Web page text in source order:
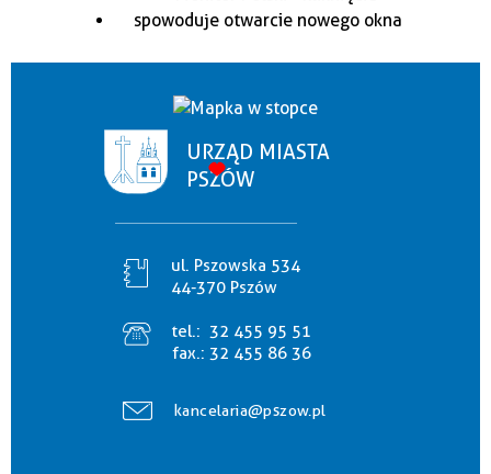
URZĄD MIASTA
PSZÓW
ul. Pszowska 534
44-370 Pszów
tel.: 32 455 95 51
fax.: 32 455 86 36
kancelaria@pszow.pl